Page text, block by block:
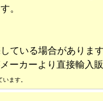
。
ている場合があります
ーカーより直接輸入
ます。